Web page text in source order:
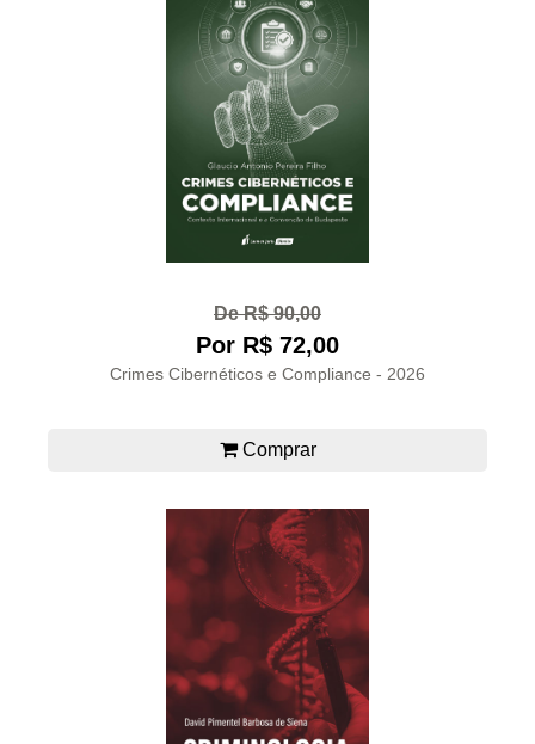
De R$ 90,00
Por R$ 72,00
Crimes Cibernéticos e Compliance - 2026
Comprar